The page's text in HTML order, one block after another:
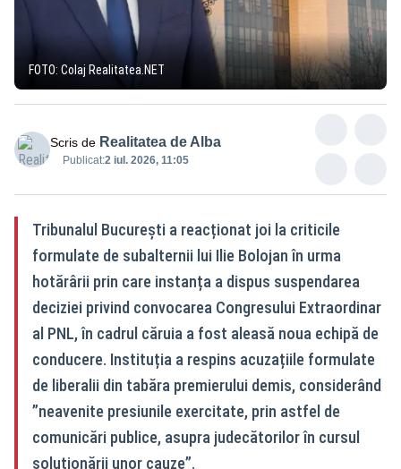
FOTO: Colaj Realitatea.NET
Scris de Realitatea de Alba
Publicat:2 iul. 2026, 11:05
Tribunalul București a reacționat joi la criticile
formulate de subalternii lui Ilie Bolojan în urma
hotărârii prin care instanța a dispus suspendarea
deciziei privind convocarea Congresului Extraordinar
al PNL, în cadrul căruia a fost aleasă noua echipă de
conducere. Instituția a respins acuzațiile formulate
de liberalii din tabăra premierului demis, considerând
”neavenite presiunile exercitate, prin astfel de
comunicări publice, asupra judecătorilor în cursul
soluționării unor cauze”.